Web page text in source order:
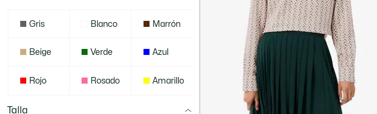
Gris Blanco Marrón
Beige Verde Azul
Rojo Rosado Amarillo
Talla